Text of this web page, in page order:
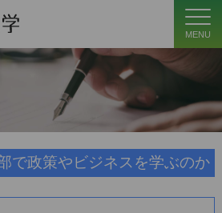
MENU
で政策やビジネスを学ぶのか